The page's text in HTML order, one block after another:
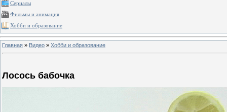
Сериалы
Фильмы и анимация
Хобби и образование
Главная » Видео » Хобби и образование
Лосось бабочка